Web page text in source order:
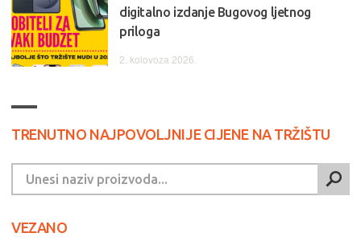
digitalno izdanje Bugovog ljetnog
priloga
2. kolovoza 2026.
TRENUTNO NAJPOVOLJNIJE CIJENE NA TRŽIŠTU
VEZANO